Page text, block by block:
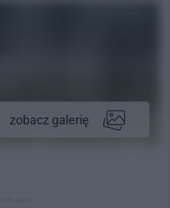
zobacz galerię